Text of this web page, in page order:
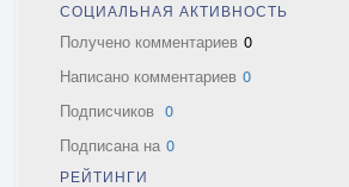
СОЦИАЛЬНАЯ АКТИВНОСТЬ
Получено комментариев 0
Написано комментариев 0
Подписчиков 0
Подписана на 0
РЕЙТИНГИ